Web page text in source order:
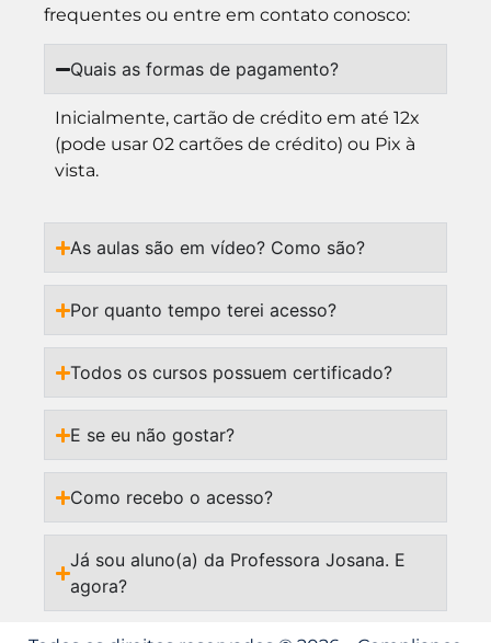
frequentes ou entre em contato conosco:
Quais as formas de pagamento?
Inicialmente, cartão de crédito em até 12x
(pode usar 02 cartões de crédito) ou Pix à
vista.
As aulas são em vídeo? Como são?
Por quanto tempo terei acesso?
Todos os cursos possuem certificado?
E se eu não gostar?
Como recebo o acesso?
Já sou aluno(a) da Professora Josana. E
agora?